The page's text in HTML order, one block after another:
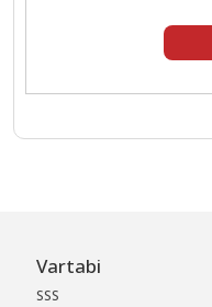
Vartabi
SSS